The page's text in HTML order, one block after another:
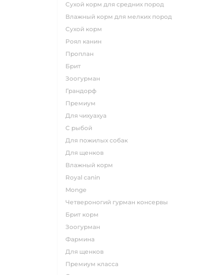
сухой корм для средних пород
влажный корм для мелких пород
сухой корм
роял канин
проплан
брит
зоогурман
грандорф
премиум
для чихуахуа
с рыбой
для пожилых собак
для щенков
влажный корм
royal canin
monge
четвероногий гурман консервы
брит корм
зоогурман
фармина
для щенков
премиум класса